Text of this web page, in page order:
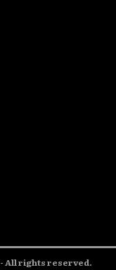
- All rights reserved.